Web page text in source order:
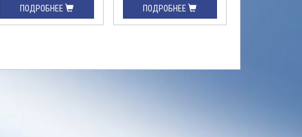
ПОДРОБНЕЕ ПОДРОБНЕЕ